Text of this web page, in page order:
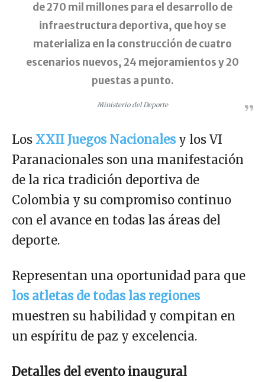
de 270 mil millones para el desarrollo de
infraestructura deportiva, que hoy se
materializa en la construcción de cuatro
escenarios nuevos, 24 mejoramientos y 20
puestas a punto.
Ministerio del Deporte
Los XXII Juegos Nacionales y los VI
Paranacionales son una manifestación
de la rica tradición deportiva de
Colombia y su compromiso continuo
con el avance en todas las áreas del
deporte.
Representan una oportunidad para que
los atletas de todas las regiones
muestren su habilidad y compitan en
un espíritu de paz y excelencia.
Detalles del evento inaugural